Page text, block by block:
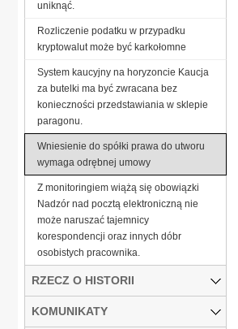
uniknąć.
Rozliczenie podatku w przypadku
kryptowalut może być karkołomne
System kaucyjny na horyzoncie Kaucja
za butelki ma być zwracana bez
konieczności przedstawiania w sklepie
paragonu.
Wniesienie do spółki prawa do utworu
wymaga odrębnej umowy
Z monitoringiem wiążą się obowiązki
Nadzór nad pocztą elektroniczną nie
może naruszać tajemnicy
korespondencji oraz innych dóbr
osobistych pracownika.
RZECZ O HISTORII
KOMUNIKATY